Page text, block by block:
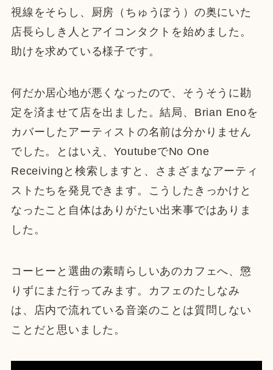
視線をそらし、厨房（ちゅうぼう）の奥にいた
店長らしき人とアイコンタクトを始めました。
助けを求めている様子です。
何だか居心地が悪くなったので、そうそうに勘
定を済ませて店を出ました。結局、Brian Enoを
カバーしたアーティストの名前は分かりません
でした。とはいえ、YoutubeでNo One
Receivingと検索しますと、さまざまなアーティ
ストたちを発見できます。こうしたきっかけと
なったこと自体はありがたい出来事ではありま
した。
コーヒーと選曲の素晴らしいあのカフェへ、懲
りずにまた行ってみます。カフェのたしなみ
は、店内で流れている音楽のことは質問しない
ことだと思いました。